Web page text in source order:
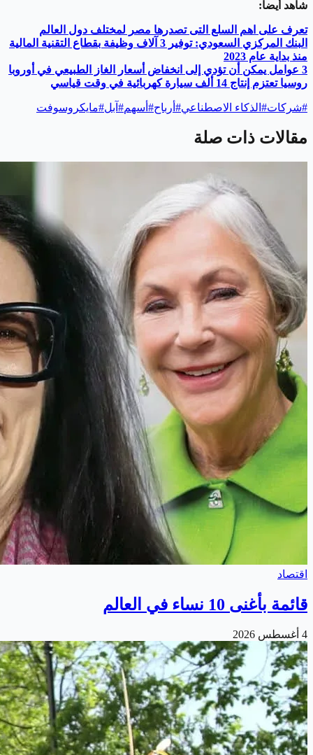
شاهد أيضاً:
تعرف على اهم السلع التى تصدرها مصر لمختلف دول العالم
البنك المركزي السعودي: توفير 3 آلاف وظيفة بقطاع التقنية المالية
منذ بداية عام 2023
3 عوامل يمكن أن تؤدي إلى انخفاض أسعار الغاز الطبيعي في أوروبا
روسيا تعتزم إنتاج 14 ألف سيارة كهربائية في وقت قياسي
#شركات# الذكاء الاصطناعي# أرباح# أسهم# آبل#مايكروسوفت
مقالات ذات صلة
اقتصاد
قائمة بأغنى 10 نساء في العالم
4 أغسطس 2026